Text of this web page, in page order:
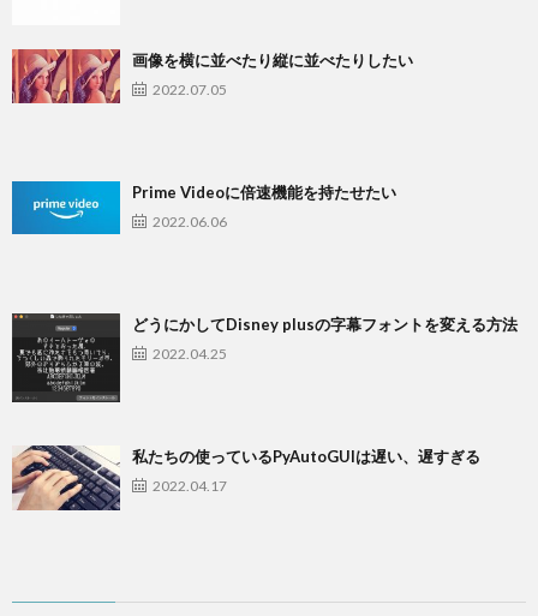
画像を横に並べたり縦に並べたりしたい
2022.07.05
Prime Videoに倍速機能を持たせたい
2022.06.06
どうにかしてDisney plusの字幕フォントを変える方法
2022.04.25
私たちの使っているPyAutoGUIは遅い、遅すぎる
2022.04.17